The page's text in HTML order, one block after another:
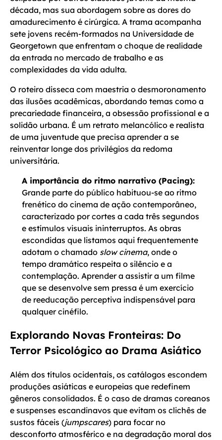
década, mas sua abordagem sobre as dores do
amadurecimento é cirúrgica. A trama acompanha
sete jovens recém-formados na Universidade de
Georgetown que enfrentam o choque de realidade
da entrada no mercado de trabalho e as
complexidades da vida adulta.
O roteiro disseca com maestria o desmoronamento
das ilusões acadêmicas, abordando temas como a
precariedade financeira, a obsessão profissional e a
solidão urbana. É um retrato melancólico e realista
de uma juventude que precisa aprender a se
reinventar longe dos privilégios da redoma
universitária.
A importância do ritmo narrativo (Pacing):
Grande parte do público habituou-se ao ritmo
frenético do cinema de ação contemporâneo,
caracterizado por cortes a cada três segundos
e estímulos visuais ininterruptos. As obras
escondidas que listamos aqui frequentemente
adotam o chamado slow cinema, onde o
tempo dramático respeita o silêncio e a
contemplação. Aprender a assistir a um filme
que se desenvolve sem pressa é um exercício
de reeducação perceptiva indispensável para
qualquer cinéfilo.
Explorando Novas Fronteiras: Do
Terror Psicológico ao Drama Asiático
Além dos títulos ocidentais, os catálogos escondem
produções asiáticas e europeias que redefinem
gêneros consolidados. É o caso de dramas coreanos
e suspenses escandinavos que evitam os clichês de
sustos fáceis (jumpscares) para focar no
desconforto atmosférico e na degradação moral dos